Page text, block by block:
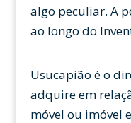
algo peculiar. A
ao longo do
Usucapião é o
adquire em
móvel ou imóvel